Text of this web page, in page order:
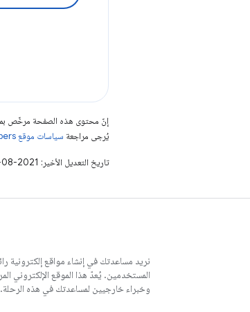
إنّ محتوى هذه الصفحة مرخّص
يُرجى مراجعة سياسات موقع Google Developers‏
تاريخ التعديل الأخير: 2021-08-11 (حسب التوقيت العالمي المتفَّق عليه)
نريد مساعدتك في إنشاء مواقع إلكترونية
وخبراء خارجيين لمساعدتك في هذه الرحلة.